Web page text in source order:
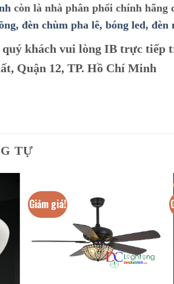
còn là nhà phân phối chính
đèn chùm pha lê, bóng led, đèn
khách vui lòng IB trực tiếp
Quận 12, TP. Hồ Chí Minh
TỰ
Giảm giá!